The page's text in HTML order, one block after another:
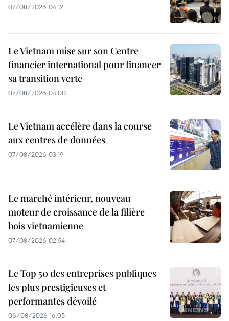
07/08/2026 04:12
Le Vietnam mise sur son Centre
financier international pour financer
sa transition verte
07/08/2026 04:00
Le Vietnam accélère dans la course
aux centres de données
07/08/2026 03:19
Le marché intérieur, nouveau
moteur de croissance de la filière
bois vietnamienne
07/08/2026 02:54
Le Top 50 des entreprises publiques
les plus prestigieuses et
performantes dévoilé
06/08/2026 16:05